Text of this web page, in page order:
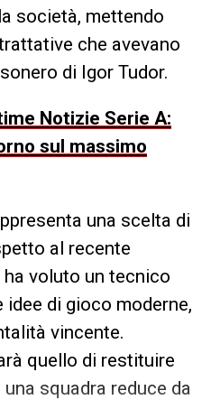
società, mettendo
che avevano
di Igor Tudor.
Notizie Serie A:
sul massimo
una scelta di
al recente
voluto un tecnico
di gioco moderne,
vincente.
quello di restituire
squadra reduce da